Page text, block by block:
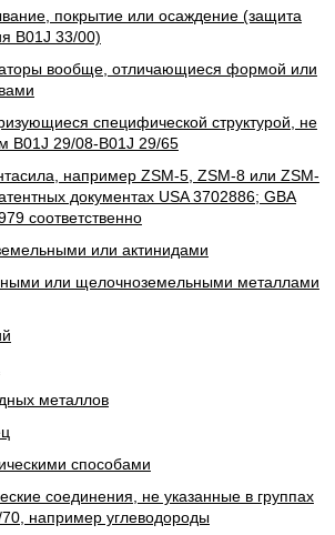
покрытие или осаждение (защита
B01J 33/00)
вообще, отличающиеся формой или
специфической структурой, не
B01J 29/08-B01J 29/65
например ZSM-5, ZSM-8 или ZSM-
документах USA 3702886; GBA
соответственно
или актинидами
или щелочноземельными металлами
металлов
способами
соединения, не указанные в группах
например углеводороды